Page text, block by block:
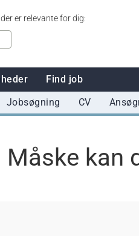
er relevante for dig:
Find job
Jobsøgning CV
Måske kan